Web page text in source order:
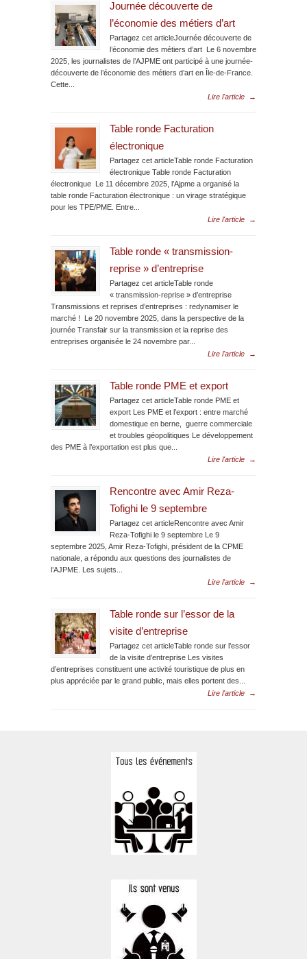
Journée découverte de
l’économie des métiers d’art
Partagez cet articleJournée découverte de
l’économie des métiers d’art Le 6 novembre
2025, les journalistes de l’AJPME ont participé à une journée-
découverte de l’économie des métiers d’art en Île-de-France.
Cette...
Lire l'article
→
Table ronde Facturation
électronique
Partagez cet articleTable ronde Facturation
électronique Table ronde Facturation
électronique Le 11 décembre 2025, l’Ajpme a organisé la
table ronde Facturation électronique : un virage stratégique
pour les TPE/PME. Entre...
Lire l'article
→
Table ronde « transmission-
reprise » d’entreprise
Partagez cet articleTable ronde
« transmission-reprise » d’entreprise
Transmissions et reprises d’entreprises : redynamiser le
marché ! Le 20 novembre 2025, dans la perspective de la
journée Transfair sur la transmission et la reprise des
entreprises organisée le 24 novembre par...
Lire l'article
→
Table ronde PME et export
Partagez cet articleTable ronde PME et
export Les PME et l’export : entre marché
domestique en berne, guerre commerciale
et troubles géopolitiques Le développement
des PME à l’exportation est plus que...
Lire l'article
→
Rencontre avec Amir Reza-
Tofighi le 9 septembre
Partagez cet articleRencontre avec Amir
Reza-Tofighi le 9 septembre Le 9
septembre 2025, Amir Reza-Tofighi, président de la CPME
nationale, a répondu aux questions des journalistes de
l’AJPME. Les sujets...
Lire l'article
→
Table ronde sur l’essor de la
visite d’entreprise
Partagez cet articleTable ronde sur l’essor
de la visite d’entreprise Les visites
d’entreprises constituent une activité touristique de plus en
plus appréciée par le grand public, mais elles portent des...
Lire l'article
→